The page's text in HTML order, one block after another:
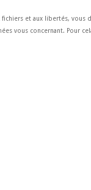
fichiers et aux libertés, vous
vous concernant. Pour